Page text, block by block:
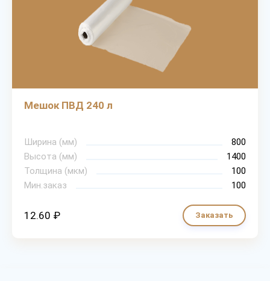
Мешок ПВД 240 л
Ширина (мм)
800
Высота (мм)
1400
Толщина (мкм)
100
Мин.заказ
100
12.60 ₽ Заказать